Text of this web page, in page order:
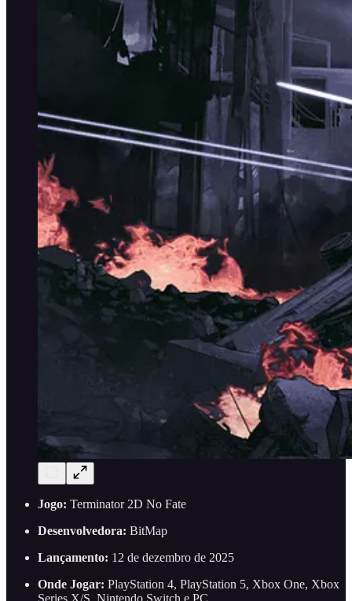
Jogo: Terminator 2D No Fate
Desenvolvedora: BitMap
Lançamento: 12 de dezembro de 2025
Onde Jogar: PlayStation 4, PlayStation 5, Xbox One, Xbox